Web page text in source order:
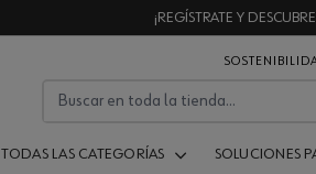
¡REGÍSTRATE Y
TODAS LAS CATEGORÍAS SOLUCIONES